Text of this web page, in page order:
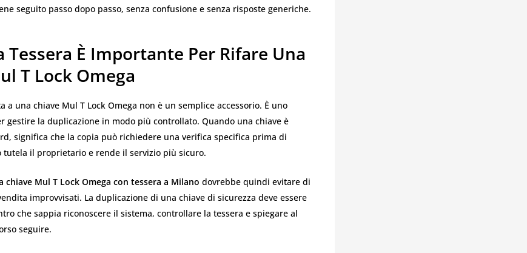
seguito passo dopo passo, senza confusione e senza risposte generiche.
Tessera È Importante Per Rifare Una
T Lock Omega
a una chiave Mul T Lock Omega non è un semplice accessorio. È uno
gestire la duplicazione in modo più controllato. Quando una chiave è
significa che la copia può richiedere una verifica specifica prima di
tutela il proprietario e rende il servizio più sicuro.
chiave Mul T Lock Omega con tessera a Milano dovrebbe quindi evitare di
improvvisati. La duplicazione di una chiave di sicurezza deve essere
che sappia riconoscere il sistema, controllare la tessera e spiegare al
seguire.